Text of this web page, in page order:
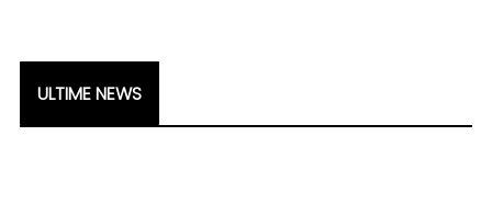
ULTIME NEWS